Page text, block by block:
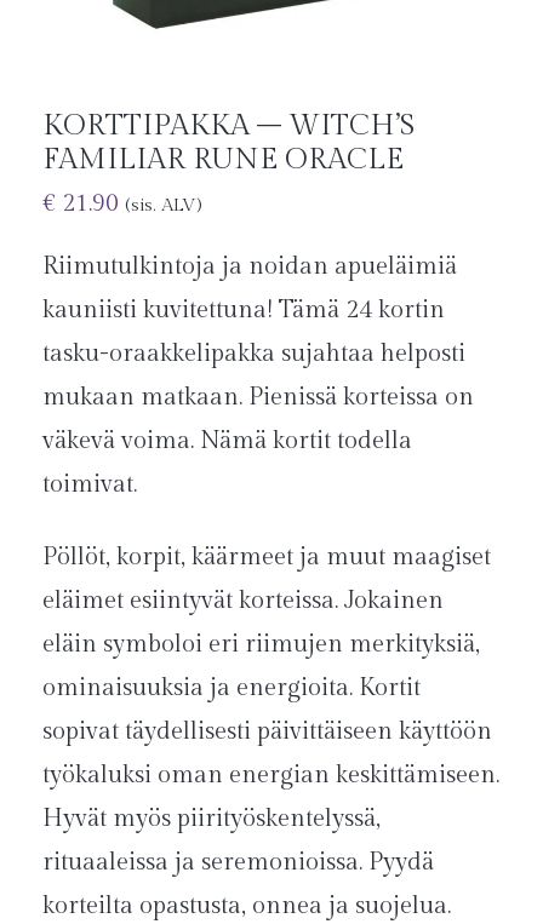
KORTTIPAKKA – WITCH’S
FAMILIAR RUNE ORACLE
€ 21.90 (sis. ALV)
Riimutulkintoja ja noidan apueläimiä
kauniisti kuvitettuna! Tämä 24 kortin
tasku-oraakkelipakka sujahtaa helposti
mukaan matkaan. Pienissä korteissa on
väkevä voima. Nämä kortit todella
toimivat.
Pöllöt, korpit, käärmeet ja muut maagiset
eläimet esiintyvät korteissa. Jokainen
eläin symboloi eri riimujen merkityksiä,
ominaisuuksia ja energioita. Kortit
sopivat täydellisesti päivittäiseen käyttöön
työkaluksi oman energian keskittämiseen.
Hyvät myös piirityöskentelyssä,
rituaaleissa ja seremonioissa. Pyydä
korteilta opastusta, onnea ja suojelua.